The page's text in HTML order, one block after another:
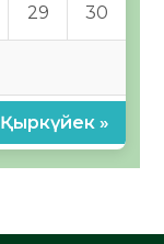
29 30
Қыркүйек »